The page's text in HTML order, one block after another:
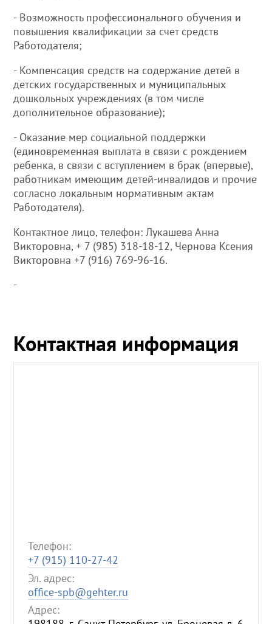
- Возможность профессионального обучения и
повышения квалификации за счет средств
Работодателя;
- Компенсация средств на содержание детей в
детских государственных и муниципальных
дошкольных учреждениях (в том числе
дополнительное образование);
- Оказание мер социальной поддержки
(единовременная выплата в связи с рождением
ребенка, в связи с вступлением в брак (впервые),
работникам имеющим детей-инвалидов и прочие
согласно локальным нормативным актам
Работодателя).
Контактное лицо, телефон: Лукашева Анна
Викторовна, + 7 (985) 318-18-12, Чернова Ксения
Викторовна +7 (916) 769-96-16.
-
Контактная информация
Телефон:
+7 (915) 110-27-42
Эл. адрес:
office-spb@gehter.ru
Адрес: